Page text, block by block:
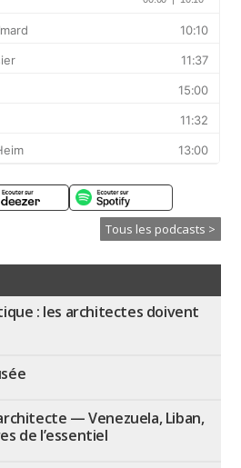
Tous les podcasts >
: les architectes doivent
— Venezuela, Liban,
de l’essentiel